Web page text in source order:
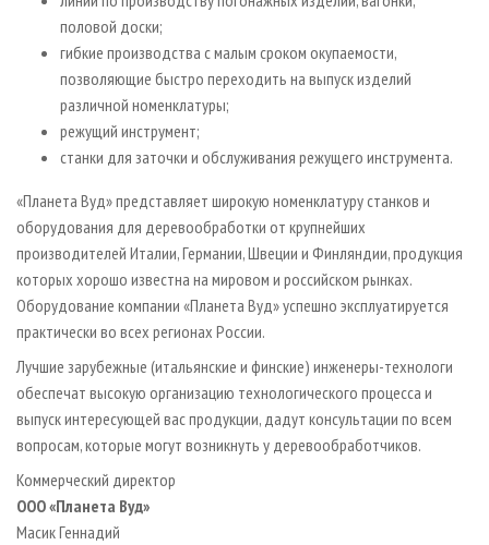
половой доски;
гибкие производства с малым сроком окупаемости,
позволяющие быстро переходить на выпуск изделий
различной номенклатуры;
режущий инструмент;
станки для заточки и обслуживания режущего инструмента.
«Планета Вуд» представляет широкую номенклатуру станков и
оборудования для деревообработки от крупнейших
производителей Италии, Германии, Швеции и Финляндии, продукция
которых хорошо известна на мировом и российском рынках.
Оборудование компании «Планета Вуд» успешно эксплуатируется
практически во всех регионах России.
Лучшие зарубежные (итальянские и финские) инженеры-технологи
обеспечат высокую организацию технологического процесса и
выпуск интересующей вас продукции, дадут консультации по всем
вопросам, которые могут возникнуть у дерево­обработчиков.
Коммерческий директор
ООО «Планета Вуд»
Масик Геннадий